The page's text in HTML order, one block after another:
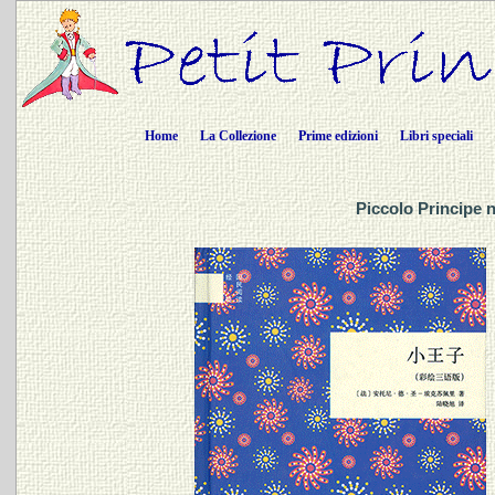
Home La Collezione Prime edizioni Libri speciali
Piccolo Principe